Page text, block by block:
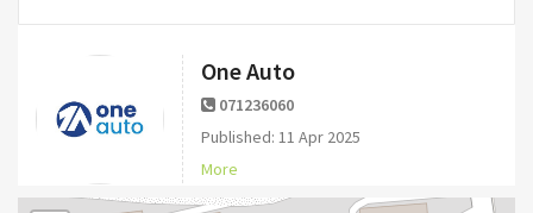
One Auto
071236060
Published: 11 Apr 2025
More